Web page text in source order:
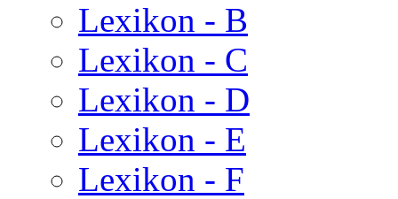
Lexikon - B
Lexikon - C
Lexikon - D
Lexikon - E
Lexikon - F